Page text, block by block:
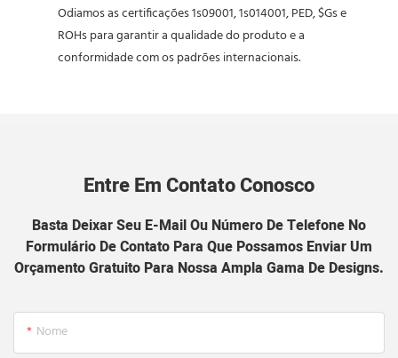
Odiamos as certificações 1s09001, 1s014001, PED, $Gs e
ROHs para garantir a qualidade do produto e a
conformidade com os padrões internacionais.
Entre Em Contato Conosco
Basta Deixar Seu E-Mail Ou Número De Telefone No
Formulário De Contato Para Que Possamos Enviar Um
Orçamento Gratuito Para Nossa Ampla Gama De Designs.
Nome